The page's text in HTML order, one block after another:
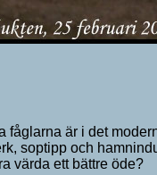
fåglarna är i det
soptipp och
värda ett bättre öde?